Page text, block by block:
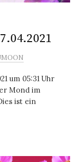
um 05:31 Uhr
Mond im
ist ein